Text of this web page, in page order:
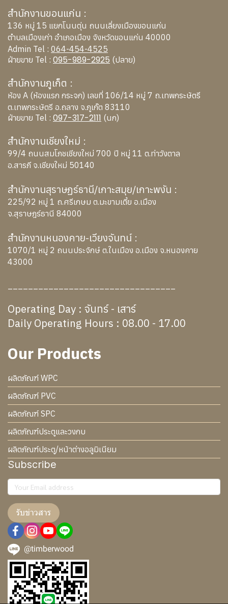
สำนักงานขอนแก่น :
136 หมู่ 15 แยกโนนตุ่น ถนนเลี่ยงเมืองขอนแก่น
ตำบลเมืองเก่า อำเภอเมือง จังหวัดขอนแก่น 40000
Admin Tel : 064-454-4525
ฝ่ายขาย Tel : 095-989-2925 (ปลาย)
สำนักงานภูเก็ต :
ห้อง A (ห้องแรก กระจก) เลขที่ 106/14 หมู่ 7 ถ.เทพกระษัตรี
ต.เทพกระษัตรี อ.ถลาง จ.ภูเก๊ต 83110
ฝ่ายขาย Tel : 097-317-2111 (นก)
สำนักงานเชียงใหม่ :
99/4 ถนนสมโภชเชียงใหม่ 700 ปี หมู่ 11 ต.ท่าวังตาล
อ.สารภี จ.เชียงใหม่ 50140
สำนักงานสุราษฏร์ธานี/เกาะสมุย/เกาะพงัน :
225/92 หมู่ 1 ถ.ศรีเกษม ต.มะขามเตี้ย อ.เมือง
จ.สุราษฎร์ธานี 84000
สำนักงานหนองคาย-เวียงจันทน์ :
1070/1 หมู่ 2 ถนนประจักษ์ ต.ในเมือง อ.เมือง จ.หนองคาย
43000
Operating Day : จันทร์ - เสาร์
Daily Operating Hours : 08.00 - 17.00
Our Products
ผลิตภัณฑ์ WPC
ผลิตภัณฑ์ PVC
ผลิตภัณฑ์ SPC
ผลิตภัณฑ์ประตูและวงกบ
ผลิตภัณฑ์ประตู/หน้าต่างอลูมิเนียม
Subscribe
รับข่าวสาร
@timberwood